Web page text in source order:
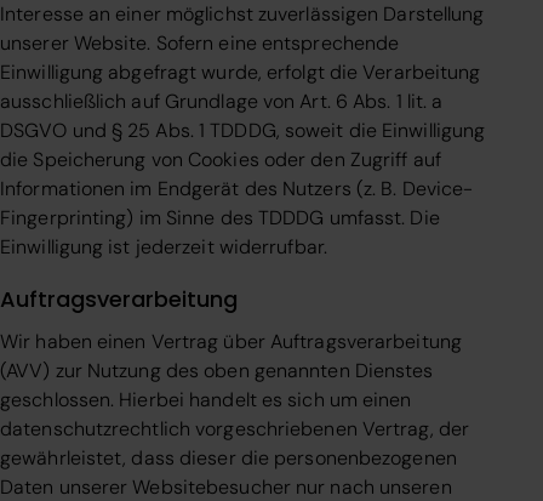
Interesse an einer möglichst zuverlässigen Darstellung
unserer Website. Sofern eine entsprechende
Einwilligung abgefragt wurde, erfolgt die Verarbeitung
ausschließlich auf Grundlage von Art. 6 Abs. 1 lit. a
DSGVO und § 25 Abs. 1 TDDDG, soweit die Einwilligung
die Speicherung von Cookies oder den Zugriff auf
Informationen im Endgerät des Nutzers (z. B. Device-
Fingerprinting) im Sinne des TDDDG umfasst. Die
Einwilligung ist jederzeit widerrufbar.
Auftragsverarbeitung
Wir haben einen Vertrag über Auftragsverarbeitung
(AVV) zur Nutzung des oben genannten Dienstes
geschlossen. Hierbei handelt es sich um einen
datenschutzrechtlich vorgeschriebenen Vertrag, der
gewährleistet, dass dieser die personenbezogenen
Daten unserer Websitebesucher nur nach unseren